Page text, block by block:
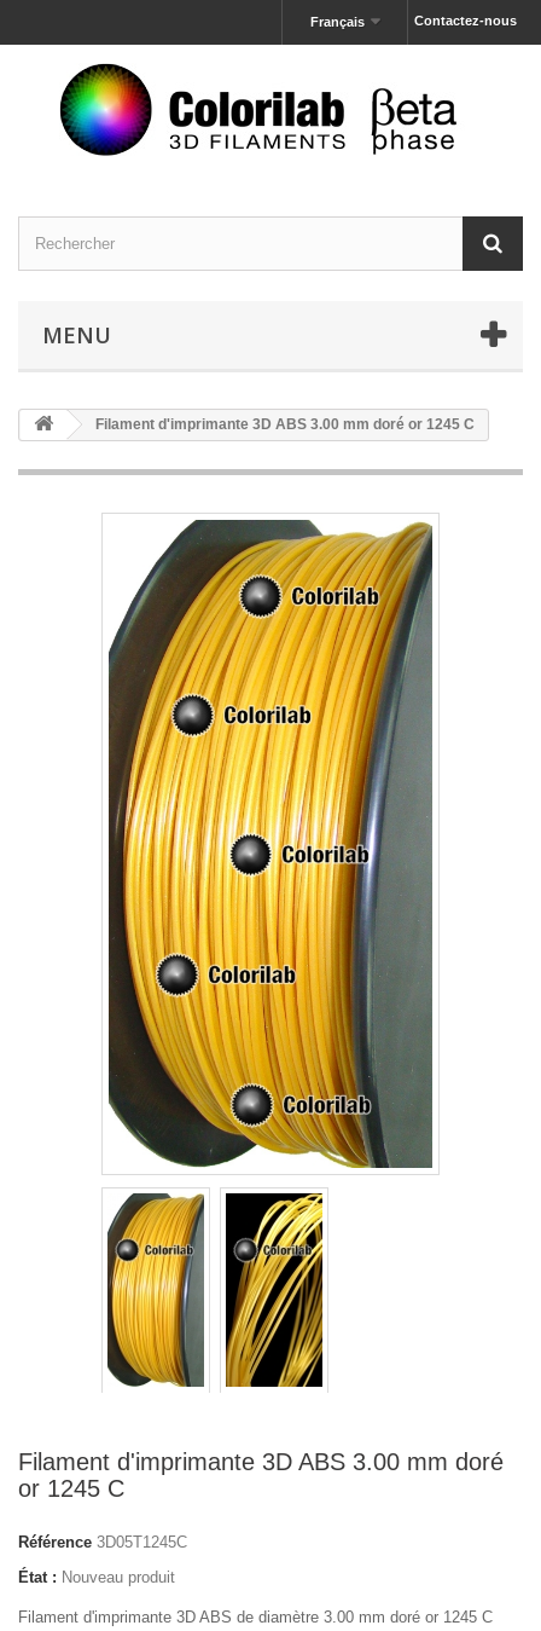
Contactez-nous
Français
MENU
Filament d'imprimante 3D ABS 3.00 mm doré or 1245 C
Filament d'imprimante 3D ABS 3.00 mm doré
or 1245 C
Référence 3D05T1245C
État : Nouveau produit
Filament d'imprimante 3D ABS de diamètre 3.00 mm doré or 1245 C